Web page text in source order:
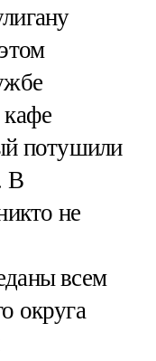
потушили
В
не
всем
округа